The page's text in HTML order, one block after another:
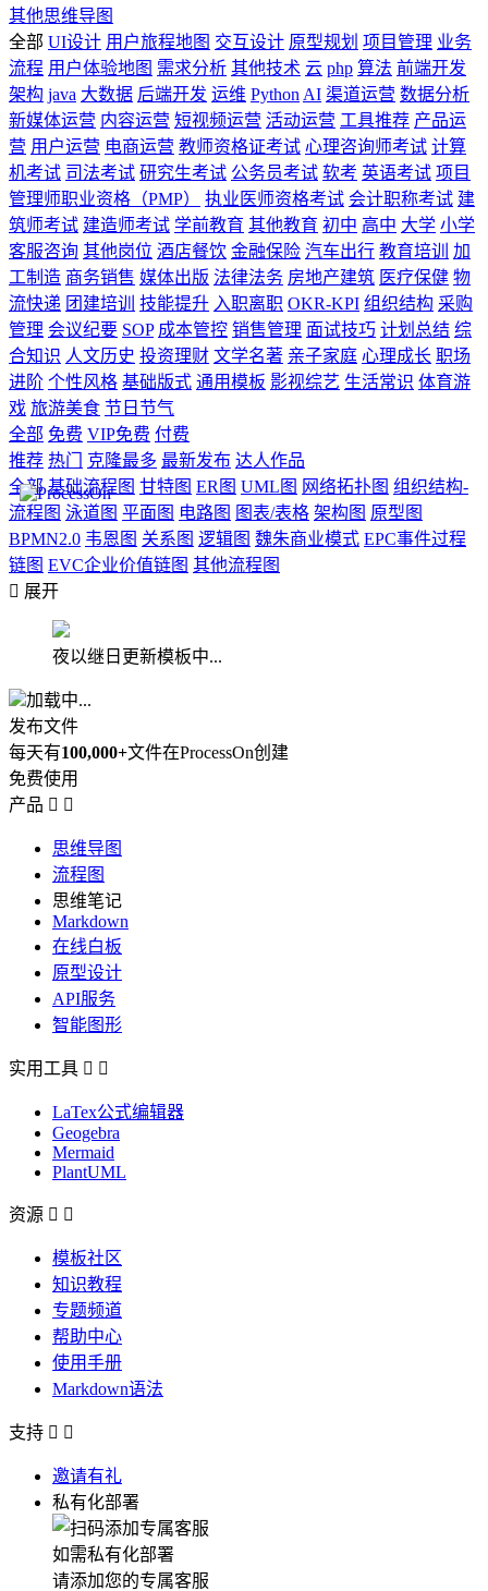
其他思维导图
全部 UI设计 用户旅程地图 交互设计 原型规划 项目管理 业务
流程 用户体验地图 需求分析 其他技术 云 php 算法 前端开发
架构 java 大数据 后端开发 运维 Python AI 渠道运营 数据分析
新媒体运营 内容运营 短视频运营 活动运营 工具推荐 产品运
营 用户运营 电商运营 教师资格证考试 心理咨询师考试 计算
机考试 司法考试 研究生考试 公务员考试 软考 英语考试 项目
管理师职业资格（PMP）
执业医师资格考试 会计职称考试 建
筑师考试 建造师考试 学前教育 其他教育 初中 高中 大学 小学
客服咨询 其他岗位 酒店餐饮 金融保险 汽车出行 教育培训
加
工制造 商务销售 媒体出版 法律法务 房地产建筑 医疗保健 物
流快递 团建培训 技能提升 入职离职 OKR-KPI 组织结构 采购
管理 会议纪要 SOP 成本管控 销售管理 面试技巧 计划总结 综
合知识 人文历史 投资理财 文学名著 亲子家庭 心理成长 职场
进阶 个性风格 基础版式 通用模板 影视综艺 生活常识 体育游
戏 旅游美食 节日节气
全部 免费 VIP免费 付费
推荐 热门 克隆最多 最新发布 达人作品
全部 基础流程图 甘特图 ER图 UML图 网络拓扑图 组织结构-
流程图 泳道图 平面图 电路图 图表/表格 架构图 原型图
BPMN2.0 韦恩图 关系图 逻辑图 魏朱商业模式 EPC事件过程
链图 EVC企业价值链图 其他流程图
 展开
夜以继日更新模板中...
加载中...
发布文件
每天有100,000+文件在ProcessOn创建
免费使用
产品  
思维导图
流程图
思维笔记
Markdown
在线白板
原型设计
API服务
智能图形
实用工具  
LaTex公式编辑器
Geogebra
Mermaid
PlantUML
资源  
模板社区
知识教程
专题频道
帮助中心
使用手册
Markdown语法
支持  
邀请有礼
私有化部署
如需私有化部署
请添加您的专属客服